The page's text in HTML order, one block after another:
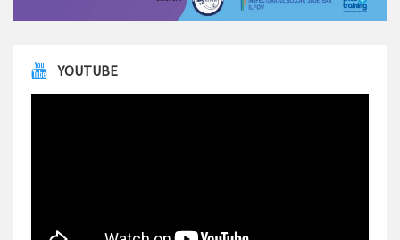
YOUTUBE